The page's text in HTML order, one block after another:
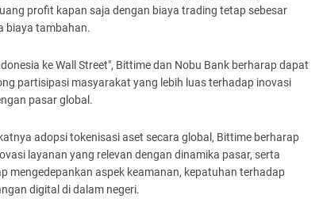
profit kapan saja dengan biaya trading tetap sebesar
biaya tambahan.
ke Wall Street", Bittime dan Nobu Bank berharap dapat
partisipasi masyarakat yang lebih luas terhadap inovasi
pasar global.
adopsi tokenisasi aset secara global, Bittime berharap
layanan yang relevan dengan dinamika pasar, serta
mengedepankan aspek keamanan, kepatuhan terhadap
digital di dalam negeri.